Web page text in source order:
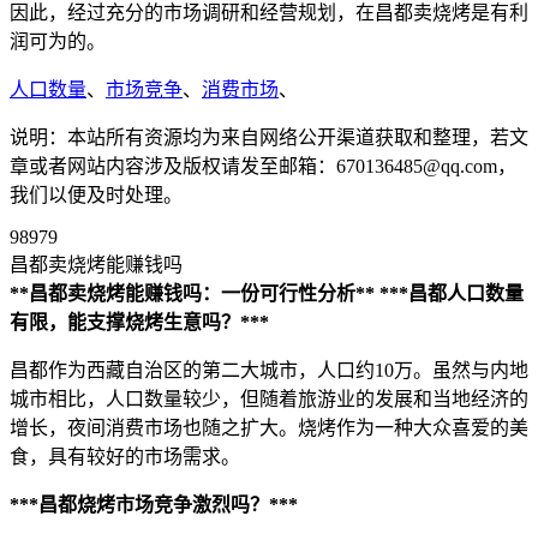
因此，经过充分的市场调研和经营规划，在昌都卖烧烤是有利
润可为的。
人口数量、 市场竞争、 消费市场、
说明：本站所有资源均为来自网络公开渠道获取和整理，若文
章或者网站内容涉及版权请发至邮箱：670136485@qq.com，
我们以便及时处理。
98979
昌都卖烧烤能赚钱吗
**昌都卖烧烤能赚钱吗：一份可行性分析** ***昌都人口数量
有限，能支撑烧烤生意吗？***
昌都作为西藏自治区的第二大城市，人口约10万。虽然与内地
城市相比，人口数量较少，但随着旅游业的发展和当地经济的
增长，夜间消费市场也随之扩大。烧烤作为一种大众喜爱的美
食，具有较好的市场需求。
***昌都烧烤市场竞争激烈吗？***